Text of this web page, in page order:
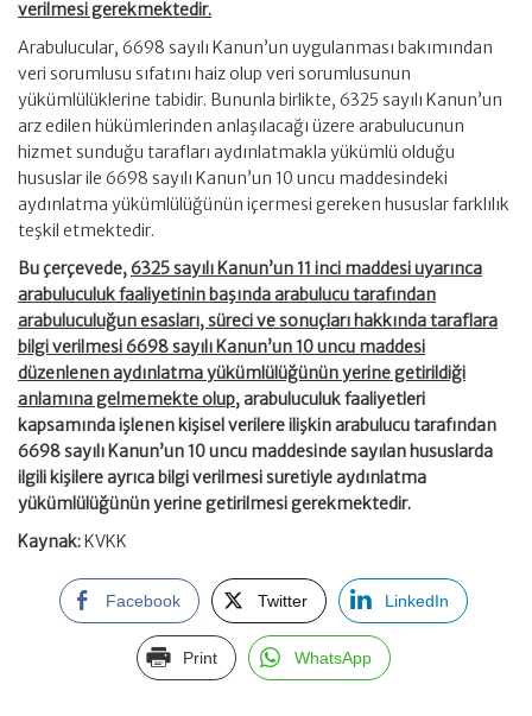
verilmesi gerekmektedir.
Arabulucular, 6698 sayılı Kanun’un uygulanması bakımından
veri sorumlusu sıfatını haiz olup veri sorumlusunun
yükümlülüklerine tabidir. Bununla birlikte, 6325 sayılı Kanun’un
arz edilen hükümlerinden anlaşılacağı üzere arabulucunun
hizmet sunduğu tarafları aydınlatmakla yükümlü olduğu
hususlar ile 6698 sayılı Kanun’un 10 uncu maddesindeki
aydınlatma yükümlülüğünün içermesi gereken hususlar farklılık
teşkil etmektedir.
Bu çerçevede,6325 sayılı Kanun’un 11 inci maddesi uyarınca
arabuluculuk faaliyetinin başında arabulucu tarafından
arabuluculuğun esasları, süreci ve sonuçları hakkında taraflara
bilgi verilmesi 6698 sayılı Kanun’un 10 uncu maddesi
düzenlenen aydınlatma yükümlülüğünün yerine getirildiği
anlamına gelmemekte olup, arabuluculuk faaliyetleri
kapsamında işlenen kişisel verilere ilişkin arabulucu tarafından
6698 sayılı Kanun’un 10 uncu maddesinde sayılan hususlarda
ilgili kişilere ayrıca bilgi verilmesi suretiyle aydınlatma
yükümlülüğünün yerine getirilmesi gerekmektedir.
Kaynak:KVKK
Facebook Twitter LinkedIn
Print WhatsApp